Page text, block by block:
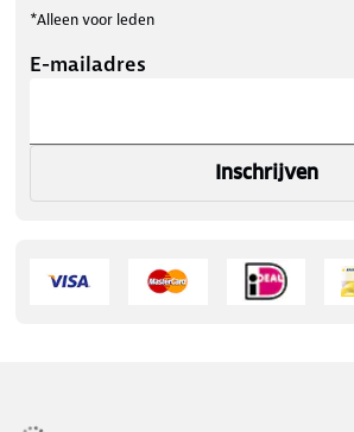
*Alleen voor leden
E-mailadres
Inschrijven